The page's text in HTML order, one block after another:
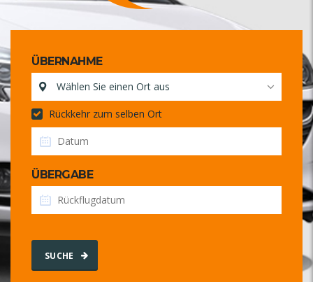
ÜBERNAHME
Wählen Sie einen Ort aus
Rückkehr zum selben Ort
ÜBERGABE
SUCHE